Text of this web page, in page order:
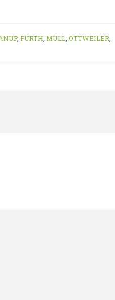
, FÜRTH, MÜLL, OTTWEILER,